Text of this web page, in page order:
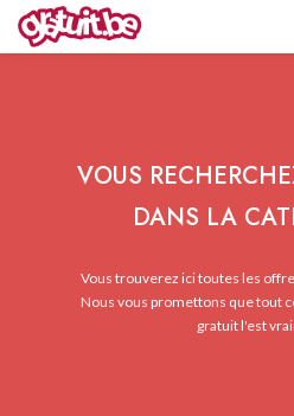
VOUS
DANS LA
Vous trouverez ici toutes les
Nous vous promettons que tout
gratuit l'est